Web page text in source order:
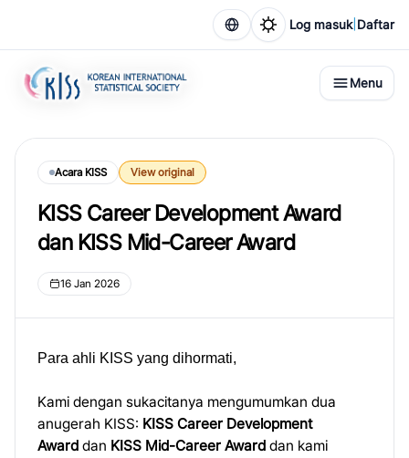
Log masuk| Daftar
Menu
Acara KISS View original
KISS Career Development Award
dan KISS Mid-Career Award
16 Jan 2026
Para ahli KISS yang dihormati,
Kami dengan sukacitanya mengumumkan dua
anugerah KISS: KISS Career Development
Award dan KISS Mid-Career Award dan kami